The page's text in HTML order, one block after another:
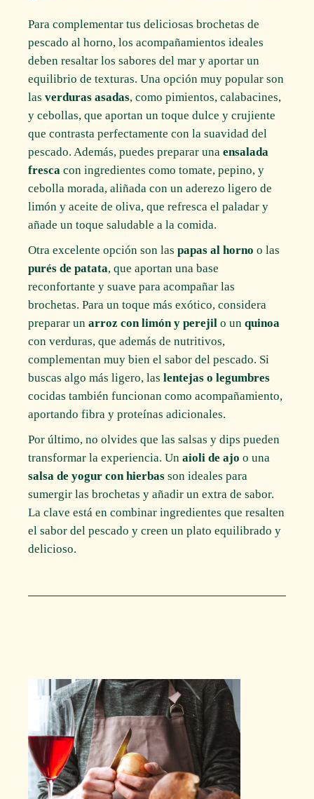
Para complementar tus deliciosas brochetas de
pescado al horno, los acompañamientos ideales
deben resaltar los sabores del mar y aportar un
equilibrio de texturas. Una opción muy popular son
lasverduras asadas, como pimientos, calabacines,
y cebollas, que aportan un toque dulce y crujiente
que contrasta perfectamente con la suavidad del
pescado. Además, puedes preparar unaensalada
fresca con ingredientes como tomate, pepino, y
cebolla morada, aliñada con un aderezo ligero de
limón y aceite de oliva, que refresca el paladar y
añade un toque saludable a la comida.
Otra excelente opción son laspapas al horno o las
purés de patata, que aportan una base
reconfortante y suave para acompañar las
brochetas. Para un toque más exótico, considera
preparar unarroz con limón y perejil o unquinoa
con verduras, que además de nutritivos,
complementan muy bien el sabor del pescado. Si
buscas algo más ligero, laslentejas o legumbres
cocidas también funcionan como acompañamiento,
aportando fibra y proteínas adicionales.
Por último, no olvides que las salsas y dips pueden
transformar la experiencia. Unaioli de ajo o una
salsa de yogur con hierbas son ideales para
sumergir las brochetas y añadir un extra de sabor.
La clave está en combinar ingredientes que resalten
el sabor del pescado y creen un plato equilibrado y
delicioso.